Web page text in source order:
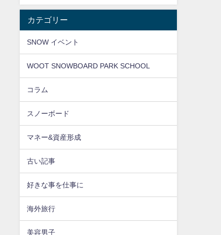
カテゴリー
SNOW イベント
WOOT SNOWBOARD PARK SCHOOL
コラム
スノーボード
マネー&資産形成
古い記事
好きな事を仕事に
海外旅行
美容男子